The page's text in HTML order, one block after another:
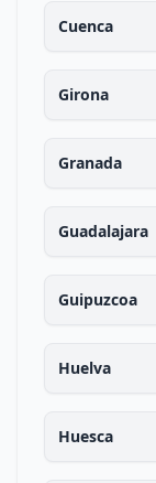
Cuenca
Girona
Granada
Guadalajara
Guipuzcoa
Huelva
Huesca